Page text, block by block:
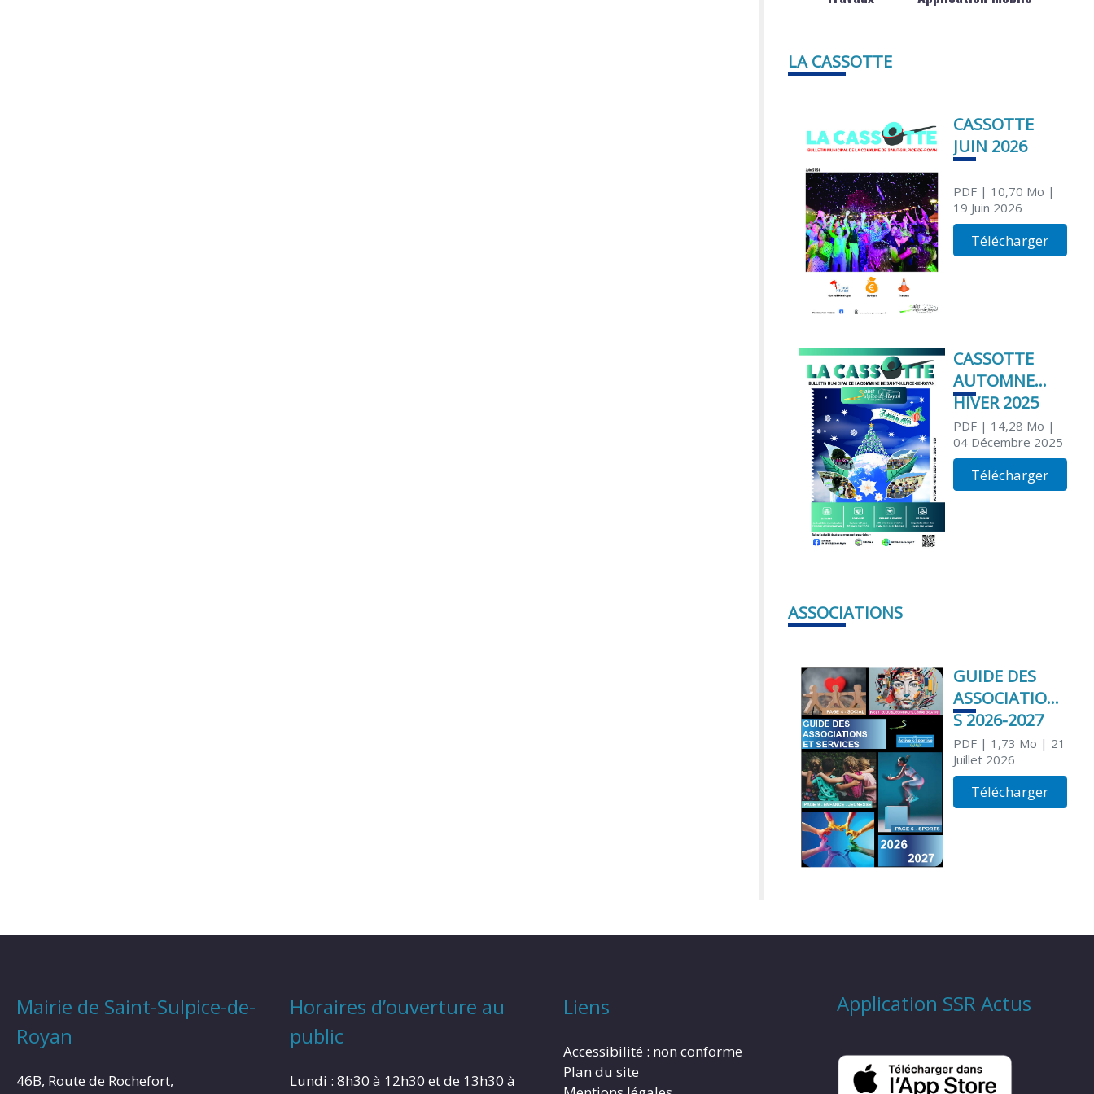
LA CASSOTTE
CASSOTTE
JUIN 2026
PDF| 10,70 Mo |
19 Juin 2026
Télécharger
CASSOTTE
AUTOMNE
HIVER 2025
PDF| 14,28 Mo |
04 Décembre 2025
Télécharger
ASSOCIATIONS
GUIDE DES
ASSOCIATION
S 2026-2027
PDF| 1,73 Mo | 21
Juillet 2026
Télécharger
Mairie de Saint-Sulpice-de-
Royan
46B, Route de Rochefort,
Horaires d’ouverture au
public
Lundi : 8h30 à 12h30 et de 13h30 à
Liens
Accessibilité : non conforme
Plan du site
Application SSR Actus